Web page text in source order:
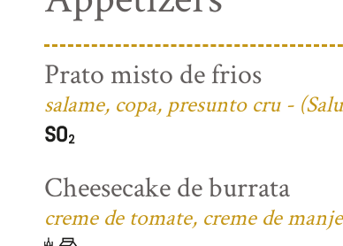
Prato misto de frios
salame, copa, presunto cru -
Cheesecake de burrata
creme de tomate, creme de